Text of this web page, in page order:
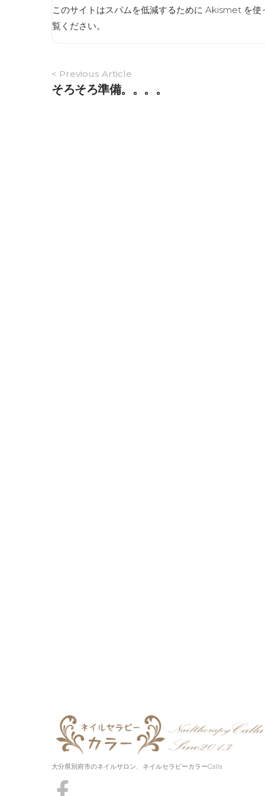
このサイトはスパムを低減するために Akismet を使
覧ください。
Article
Navigation
< Previous Article
そろそろ準備。。。。
大分県別府市のネイルサロン、ネイルセラピーカラーCalla